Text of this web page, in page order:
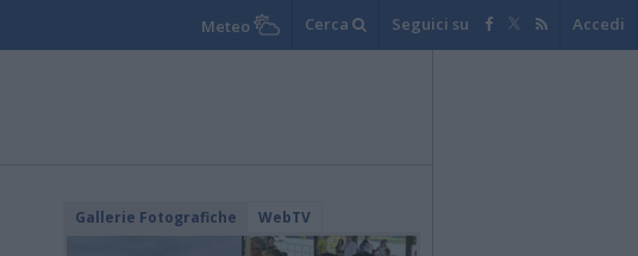
Meteo Cerca Seguici su Accedi
Gallerie Fotografiche WebTV